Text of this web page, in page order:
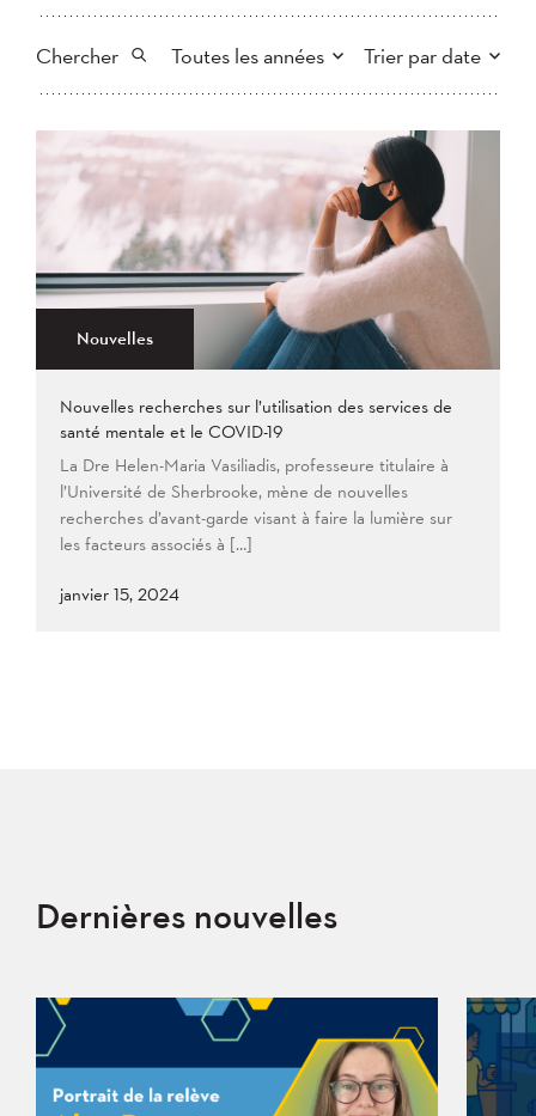
Chercher Toutes les années Trier par date
Chercher
Tout
2025
2024
2023
2022
2021
2020
2019
2017
2016
2015
2014
2013
2012
2011
2009
2008
Appliquer
Plus récent au plus ancien
Plus ancien au plus récent
Appliquer
Nouvelles
Nouvelles recherches sur l’utilisation des services de
santé mentale et le COVID-19
La Dre Helen-Maria Vasiliadis, professeure titulaire à
l’Université de Sherbrooke, mène de nouvelles
recherches d’avant-garde visant à faire la lumière sur
les facteurs associés à […]
janvier 15, 2024
Dernières nouvelles